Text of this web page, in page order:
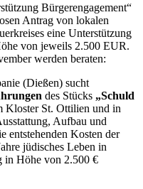
Bürgerengagement“
Antrag von lokalen
eine Unterstützung
von jeweils 2.500 EUR.
werden beraten:
(Dießen) sucht
des Stücks „Schuld
Kloster St. Ottilien und in
Aufbau und
entstehenden Kosten der
jüdisches Leben in
in Höhe von 2.500 €